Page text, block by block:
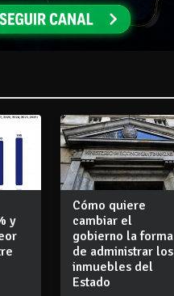
y
Cómo quiere
cambiar el
gobierno la forma
de administrar los
inmuebles del
Estado